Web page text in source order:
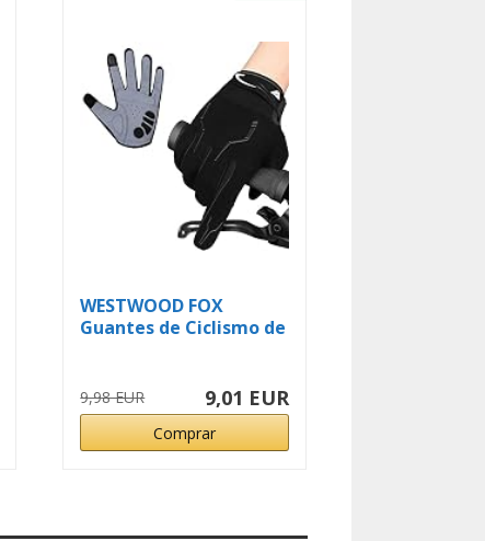
WESTWOOD FOX
Guantes de Ciclismo de
9,98 EUR 9,01 EUR
Comprar